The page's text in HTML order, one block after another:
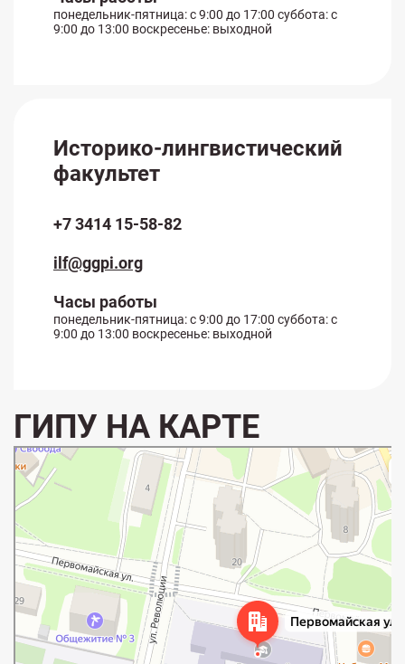
понедельник-пятница: с 9:00 до 17:00 суббота: с
9:00 до 13:00 воскресенье: выходной
Историко-лингвистический
факультет
+7 3414 15-58-82
ilf@ggpi.org
Часы работы
понедельник-пятница: с 9:00 до 17:00 суббота: с
9:00 до 13:00 воскресенье: выходной
ГИПУ НА КАРТЕ
Глазов
Первомайская улица, 25 — Яндекс Карты